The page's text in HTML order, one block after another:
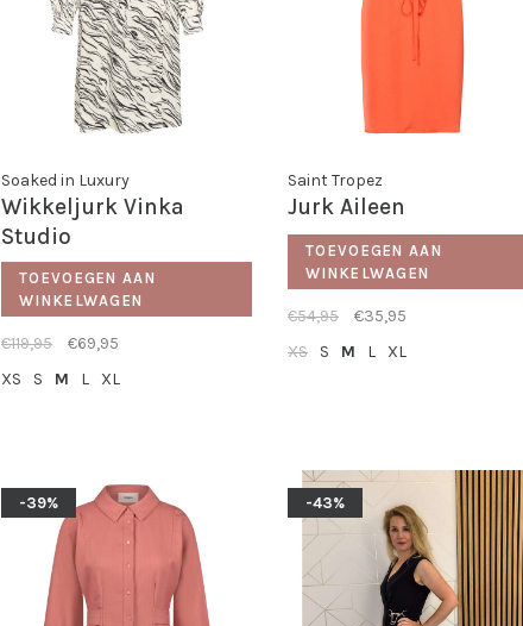
Soaked in Luxury
Wikkeljurk Vinka
Studio
TOEVOEGEN AAN
WINKELWAGEN
€119,95
€69,95
XS
S M L XL
Saint Tropez
Jurk Aileen
TOEVOEGEN AAN
WINKELWAGEN
€54,95
€35,95
XS
S M L XL
-39% -43%